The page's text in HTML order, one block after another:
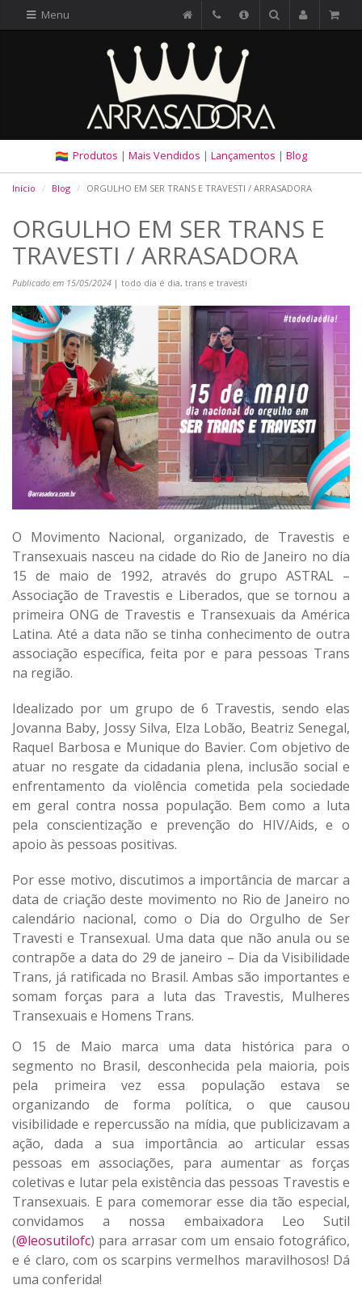
Menu
Produtos | Mais Vendidos | Lançamentos | Blog
Início Blog ORGULHO EM SER TRANS E TRAVESTI / ARRASADORA
ORGULHO EM SER TRANS E
TRAVESTI / ARRASADORA
Publicado em 15/05/2024 | todo dia é dia, trans e travesti
O Movimento Nacional, organizado, de Travestis e
Transexuais nasceu na cidade do Rio de Janeiro no dia
15 de maio de 1992, através do grupo ASTRAL –
Associação de Travestis e Liberados, que se tornou a
primeira ONG de Travestis e Transexuais da América
Latina. Até a data não se tinha conhecimento de outra
associação específica, feita por e para pessoas Trans
na região.
Idealizado por um grupo de 6 Travestis, sendo elas
Jovanna Baby, Jossy Silva, Elza Lobão, Beatriz Senegal,
Raquel Barbosa e Munique do Bavier. Com objetivo de
atuar no resgate da cidadania plena, inclusão social e
enfrentamento da violência cometida pela sociedade
em geral contra nossa população. Bem como a luta
pela conscientização e prevenção do HIV/Aids, e o
apoio às pessoas positivas.
Por esse motivo, discutimos a importância de marcar a
data de criação deste movimento no Rio de Janeiro no
calendário nacional, como o Dia do Orgulho de Ser
Travesti e Transexual. Uma data que não anula ou se
contrapõe a data do 29 de janeiro – Dia da Visibilidade
Trans, já ratificada no Brasil. Ambas são importantes e
somam forças para a luta das Travestis, Mulheres
Transexuais e Homens Trans.
O 15 de Maio marca uma data histórica para o
segmento no Brasil, desconhecida pela maioria, pois
pela primeira vez essa população estava se
organizando de forma política, o que causou
visibilidade e repercussão na mídia, que publicizavam a
ação, dada a sua importância ao articular essas
pessoas em associações, para aumentar as forças
coletivas e lutar pela existência das pessoas Travestis e
Transexuais. E para comemorar esse dia tão especial,
convidamos a nossa embaixadora Leo Sutil
(@leosutilofc) para arrasar com um ensaio fotográfico,
e é claro, com os scarpins vermelhos maravilhosos! Dá
uma conferida!